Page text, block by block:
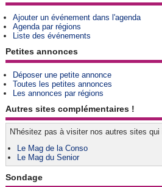
Ajouter un événement dans l'agenda
Agenda par régions
Liste des événements
Petites annonces
Déposer une petite annonce
Toutes les petites annonces
Les annonces par régions
Autres sites complémentaires !
N'hésitez pas à visiter nos autres sites
Le Mag de la Conso
Le Mag du Senior
Sondage